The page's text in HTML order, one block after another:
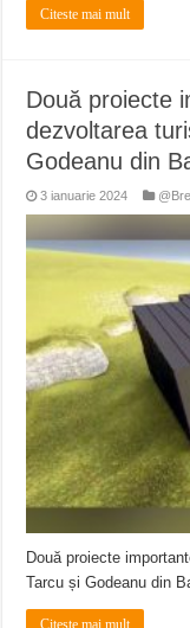
Citeste mai mult
Două proiecte
dezvoltarea
Godeanu din
3 ianuarie 2024
Două proiecte
Tarcu și Godeanu din
Citeste mai mult